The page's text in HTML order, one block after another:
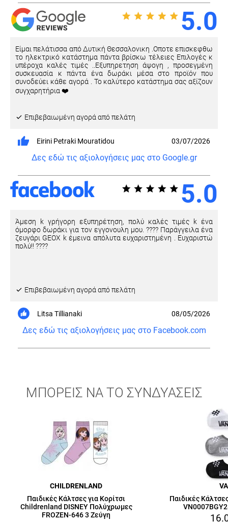
5.0
Είμαι πελάτισσα από Δυτική Θεσσαλονικη .Οποτε επισκεφθω
το ηλεκτρικό κατάστημα πάντα βρίσκω τέλειες Επιλογές κ
υπέροχα καλές τιμές ..Εξυπηρετηση άψογη , προσεγμένη
συσκευασία κ πάντα ένα δωράκι μέσα στο προϊόν που
συνοδεύει κάθε αγορά . Το καλύτερο κατάστημα σας αξίζουν
συγχαρητήρια ❤️
Eπιβεβαιωμένη αγορά από πελάτη
Eirini Petraki Mouratidou 03/07/2026
Δες εδώ τις αξιολογήσεις μας στο Google.gr
5.0
Άμεση k γρήγορη εξυπηρέτηση, πολύ καλές τιμές k ένα
όμορφο δωράκι για τον εγγονουλη μου. ???? Παράγγειλα ένα
ζευγάρι GEOX k έμεινα απόλυτα ευχαριστημένη . Ευχαριστώ
πολύ!! ????
Eπιβεβαιωμένη αγορά από πελάτη
Litsa Tillianaki 08/05/2026
Δες εδώ τις αξιολογήσεις μας στο Facebook.com
ΜΠΟΡΕΙΣ ΝΑ ΤΟ ΣΥΝΔΥΑΣΕΙΣ
CHILDRENLAND
Παιδικές Κάλτσες για Κορίτσι
Childrenland DISNEY Πολύχρωμες
FROZEN-646 3 Ζεύγη
Παιδικές